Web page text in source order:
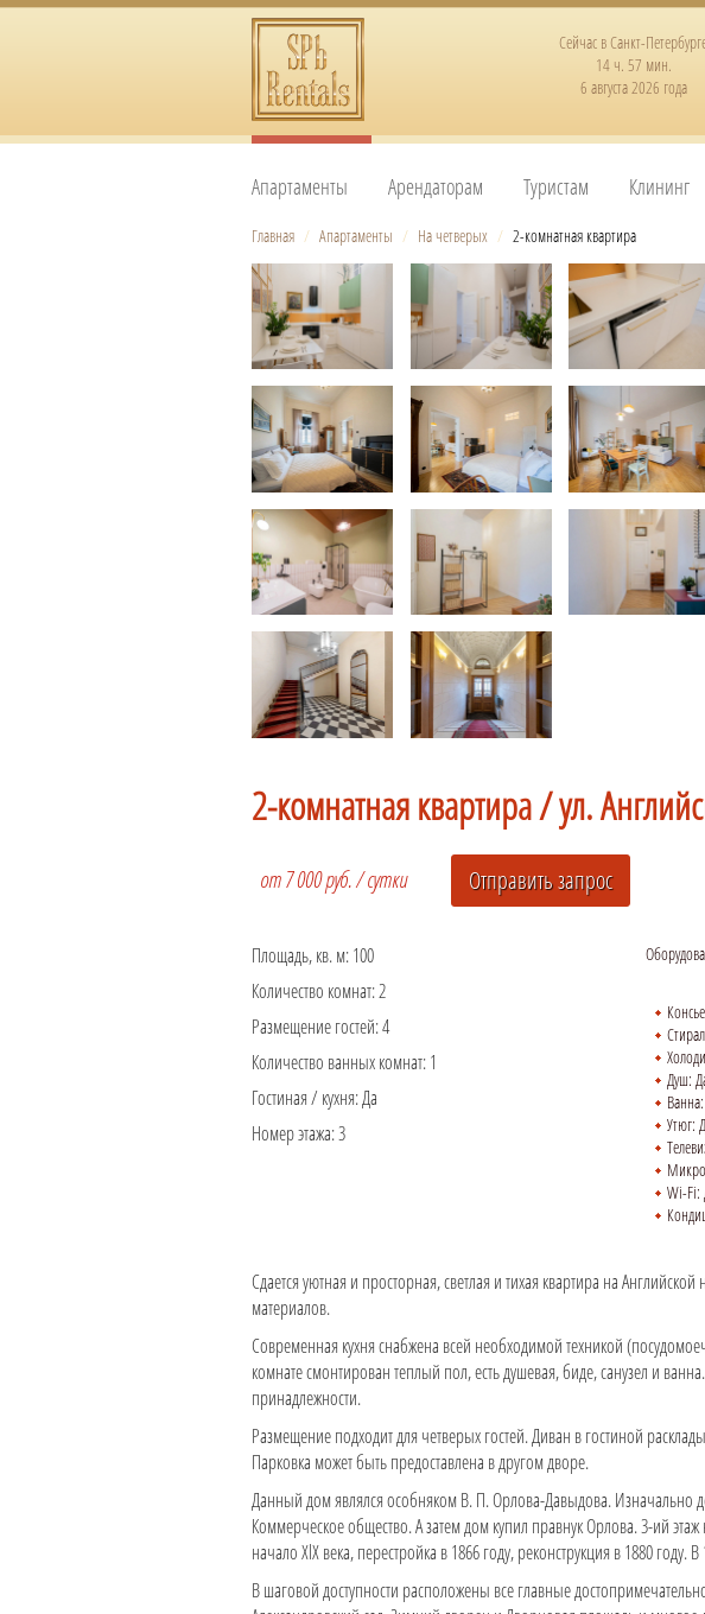
Сейчас в Санкт-
14 ч. 57 мин.
6 августа 2026 года
Апартаменты Арендаторам Туристам Клининг
Главная / Апартаменты / На четверых / 2-комнатная квартира
2-комнатная квартира /ул.
от 7 000 руб. / сутки
Площадь, кв. м:100
Количество комнат:2
Размещение гостей:4
Количество ванных комнат:1
Гостиная / кухня:Да
Номер этажа:3
Душ:
Ванна:
Утюг:
Wi-Fi:
Сдается уютная и просторная, светлая и тихая квартира на
материалов.
Современная кухня снабжена всей необходимой техникой
комнате смонтирован теплый пол, есть душевая, биде, санузел и
принадлежности.
Размещение подходит для четверых гостей. Диван в гостиной
Парковка может быть предоставлена в другом дворе.
Данный дом являлся особняком В. П. Орлова-Давыдова. Изначально
Коммерческое общество. А затем дом купил правнук Орлова. 3-ий
начало XlX века, перестройка в 1866 году, реконструкция в 1880
В шаговой доступности расположены все главные